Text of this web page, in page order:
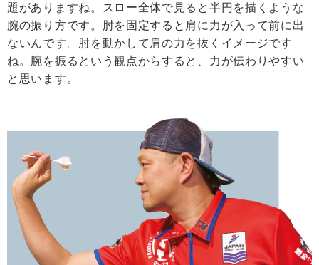
題がありますね。スロー全体で見ると半円を描くような
腕の振り方です。肘を固定すると肩に力が入って前に出
ないんです。肘を動かして肩の力を抜くイメージです
ね。腕を振るという観点からすると、力が伝わりやすい
と思います。